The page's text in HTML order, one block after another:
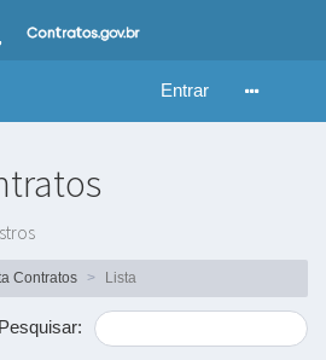
Entrar
Contratos Lista
Pesquisar: